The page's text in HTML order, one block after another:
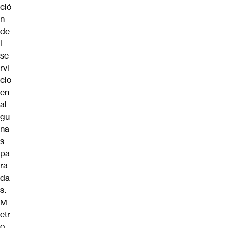
ció
n
de
l
se
rvi
cio
en
al
gu
na
s
pa
ra
da
s.
M
etr